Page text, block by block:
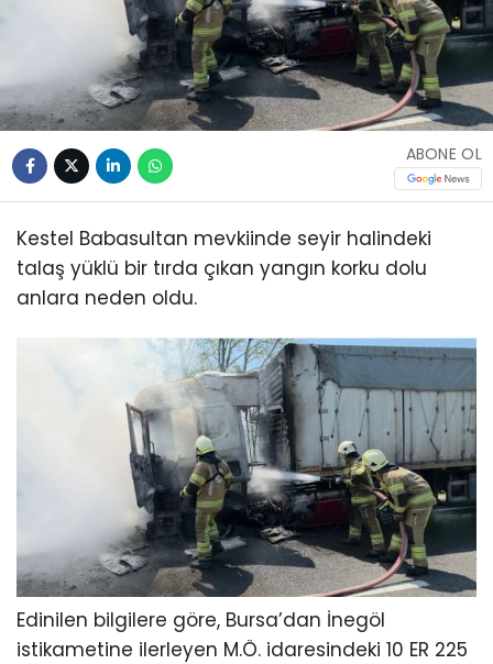
ABONE OL
Kestel Babasultan mevkiinde seyir halindeki
talaş yüklü bir tırda çıkan yangın korku dolu
anlara neden oldu.
Edinilen bilgilere göre, Bursa’dan İnegöl
istikametine ilerleyen M.Ö. idaresindeki 10 ER 225